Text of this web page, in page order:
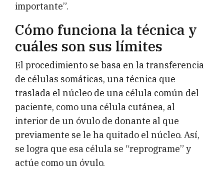
importante”.
Cómo funciona la técnica y
cuáles son sus límites
El procedimiento se basa en la transferencia
de células somáticas, una técnica que
traslada el núcleo de una célula común del
paciente, como una célula cutánea, al
interior de un óvulo de donante al que
previamente se le ha quitado el núcleo. Así,
se logra que esa célula se “reprograme” y
actúe como un óvulo.